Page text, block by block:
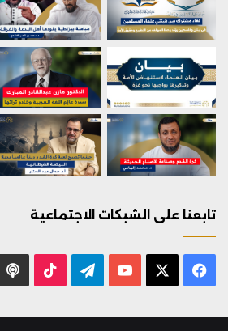
تابعنا على الشبكات الاجتماعية
فيسبوك يوتيوب تيلقرام ‫TikTok